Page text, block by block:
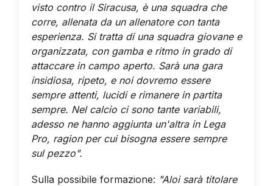
visto contro il Siracusa, è una squadra che
corre, allenata da un allenatore con tanta
esperienza. Si tratta di una squadra giovane e
organizzata, con gamba e ritmo in grado di
attaccare in campo aperto. Sarà una gara
insidiosa, ripeto, e noi dovremo essere
sempre attenti, lucidi e rimanere in partita
sempre. Nel calcio ci sono tante variabili,
adesso ne hanno aggiunta un'altra in Lega
Pro, ragion per cui bisogna essere sempre
sul pezzo".
Sulla possibile formazione: "Aloi sarà titolare